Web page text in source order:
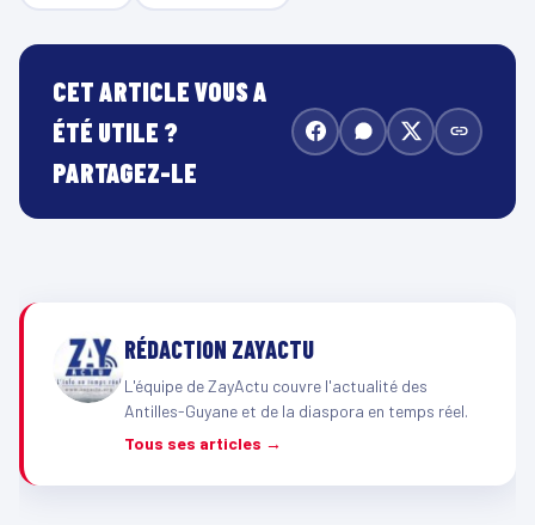
CET ARTICLE VOUS A
ÉTÉ UTILE ?
PARTAGEZ-LE
RÉDACTION ZAYACTU
L'équipe de ZayActu couvre l'actualité des
Antilles-Guyane et de la diaspora en temps réel.
Tous ses articles →